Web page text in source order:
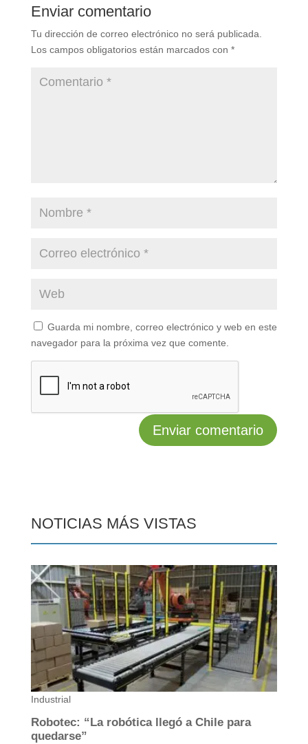
Enviar comentario
Tu dirección de correo electrónico no será publicada.
Los campos obligatorios están marcados con *
Guarda mi nombre, correo electrónico y web en este
navegador para la próxima vez que comente.
NOTICIAS MÁS VISTAS